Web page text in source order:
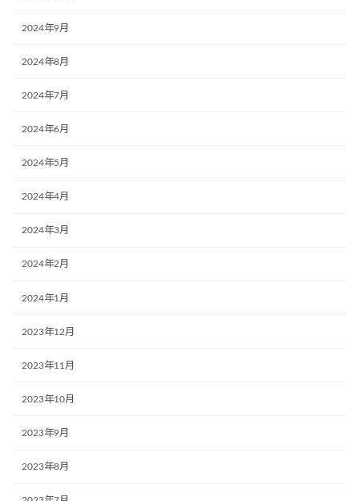
2024年9月
2024年8月
2024年7月
2024年6月
2024年5月
2024年4月
2024年3月
2024年2月
2024年1月
2023年12月
2023年11月
2023年10月
2023年9月
2023年8月